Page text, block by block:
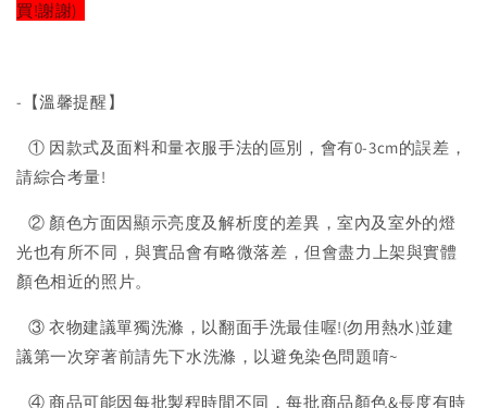
買!謝謝)
-【溫馨提醒】
① 因款式及面料和量衣服手法的區別，會有0-3cm的誤差，
請綜合考量!
② 顏色方面因顯示亮度及解析度的差異，室內及室外的燈
光也有所不同，與實品會有略微落差，但會盡力上架與實體
顏色相近的照片。
③ 衣物建議單獨洗滌，以翻面手洗最佳喔!(勿用熱水)並建
議第一次穿著前請先下水洗滌，以避免染色問題唷~
④ 商品可能因每批製程時間不同，每批商品顏色&長度有時